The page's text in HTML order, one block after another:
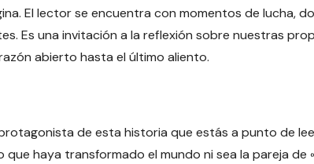
El lector se encuentra con momentos de lucha,
Es una invitación a la reflexión sobre nuestras
abierto hasta el último aliento.
de esta historia que estás a punto de
que haya transformado el mundo ni sea la pareja de